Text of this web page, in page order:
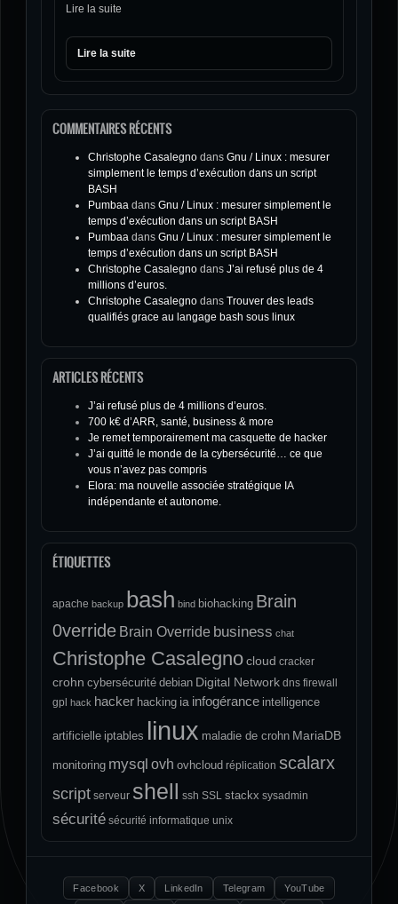
Lire la suite
Lire la suite
COMMENTAIRES RÉCENTS
Christophe Casalegno dans Gnu / Linux : mesurer
simplement le temps d’exécution dans un script
BASH
Pumbaa dans Gnu / Linux : mesurer simplement le
temps d’exécution dans un script BASH
Pumbaa dans Gnu / Linux : mesurer simplement le
temps d’exécution dans un script BASH
Christophe Casalegno dans J’ai refusé plus de 4
millions d’euros.
Christophe Casalegno dans Trouver des leads
qualifiés grace au langage bash sous linux
ARTICLES RÉCENTS
J’ai refusé plus de 4 millions d’euros.
700 k€ d’ARR, santé, business & more
Je remet temporairement ma casquette de hacker
J’ai quitté le monde de la cybersécurité… ce que
vous n’avez pas compris
Elora: ma nouvelle associée stratégique IA
indépendante et autonome.
ÉTIQUETTES
apache backup bash bind biohacking Brain
0verride Brain Override business chat
Christophe Casalegnocloud cracker
crohn cybersécurité debian Digital Network dns firewall
gpl
hack hacker hacking ia infogérance intelligence
artificielle iptables linux maladie de crohn MariaDB
monitoring mysql ovh ovhcloud réplication scalarx
script serveur shell ssh SSL stackx sysadmin
sécurité sécurité informatique unix
Facebook X LinkedIn Telegram YouTube